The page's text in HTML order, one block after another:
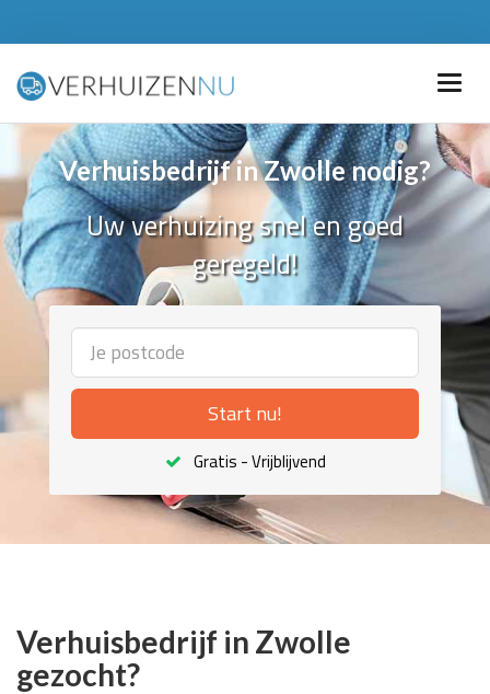
Verhuisbedrijf in Zwolle nodig?
Uw verhuizing snel en goed
geregeld!
Start nu!
Gratis - Vrijblijvend
Verhuisbedrijf in Zwolle
gezocht?